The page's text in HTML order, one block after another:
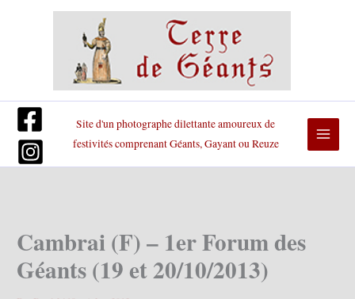
Site d'un photographe dilettante amoureux de
festivités comprenant Géants, Gayant ou Reuze
Cambrai (F) – 1er Forum des
Géants (19 et 20/10/2013)